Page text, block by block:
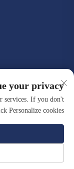
حقوق النشر ©
المحدودة. جميع
your privacy
services. If you don't
Personalize cookies.